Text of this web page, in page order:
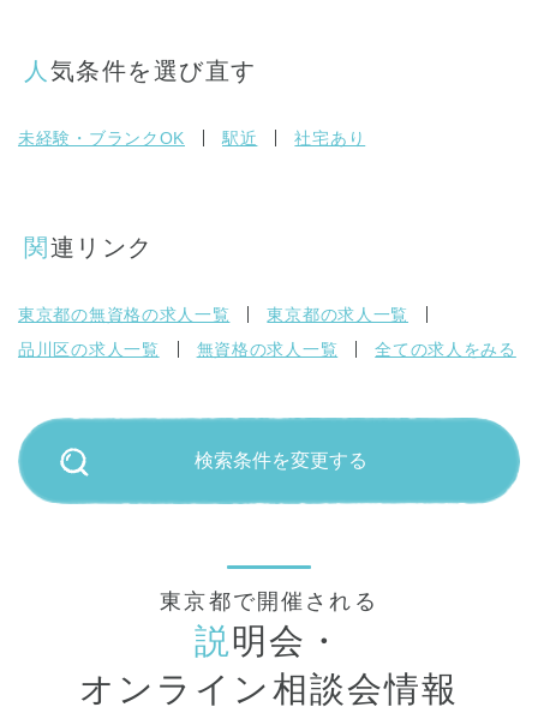
人気条件を選び直す
未経験・ブランクOK 駅近 社宅あり
関連リンク
東京都の無資格の求人一覧
東京都の求人一覧
品川区の求人一覧
無資格の求人一覧 全ての求人をみる
検索条件を変更する
東京都で開催される
説明会・
オンライン相談会情報